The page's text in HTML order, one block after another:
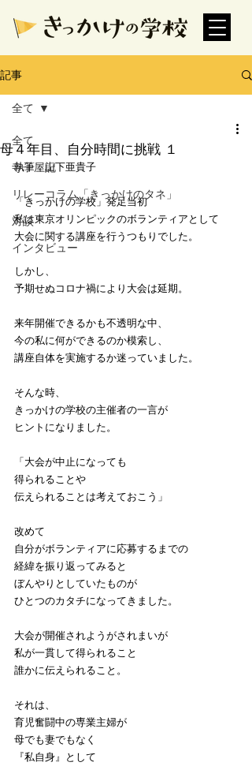
記事
全て
寺子屋記
リレーコラム「きっかけのタネ」
対談
インタビュー
全て
母４年目、自分時間に挑戦 １
執筆：山下亜貴子
「きっかけの学校」発足当初
私は東京オリンピックのボランティアとして
大会に関する講座を行うつもりでした。
しかし、
予期せぬコロナ禍により大会は延期。
来年開催できるかも不透明な中、
今の私に何ができるのか模索し、
講座自体を実施するか迷っていました。
そんな時、
きっかけの学校の主催者の一言が
ヒントになりました。
「大会が中止になっても
得られることや
伝えられることは考えておこう」
改めて
自分がボランティアに応募するまでの
経緯を振り返ってみると
ぼんやりとしていたものが
ひとつのカタチになってきました。
大会が開催されようがされまいが
私が一貫して得られること
誰かに伝えられること。
それは、
育児奮闘中の専業主婦が
母でも妻でもなく
『私自身』として